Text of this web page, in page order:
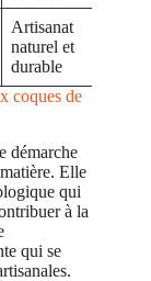
Artisanat
naturel et
durable
coques de
démarche
Elle
qui
à la
qui se